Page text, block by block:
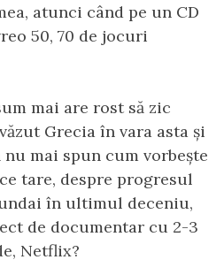
atunci când pe un CD
50, 70 de jocuri
mai are rost să zic
Grecia în vara asta și
nu mai spun cum vorbește
tare, despre progresul
în ultimul deceniu,
de documentar cu 2-3
Netflix?